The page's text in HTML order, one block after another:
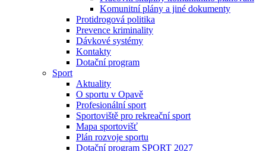
Komunitní plány a jiné dokumenty
Protidrogová politika
Prevence kriminality
Dávkové systémy
Kontakty
Dotační program
Sport
Aktuality
O sportu v Opavě
Profesionální sport
Sportoviště pro rekreační sport
Mapa sportovišť
Plán rozvoje sportu
Dotační program SPORT 2027